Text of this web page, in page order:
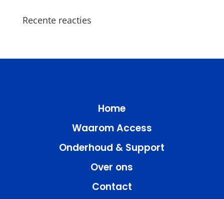
Recente reacties
Home
Waarom Access
Onderhoud & Support
Over ons
Contact